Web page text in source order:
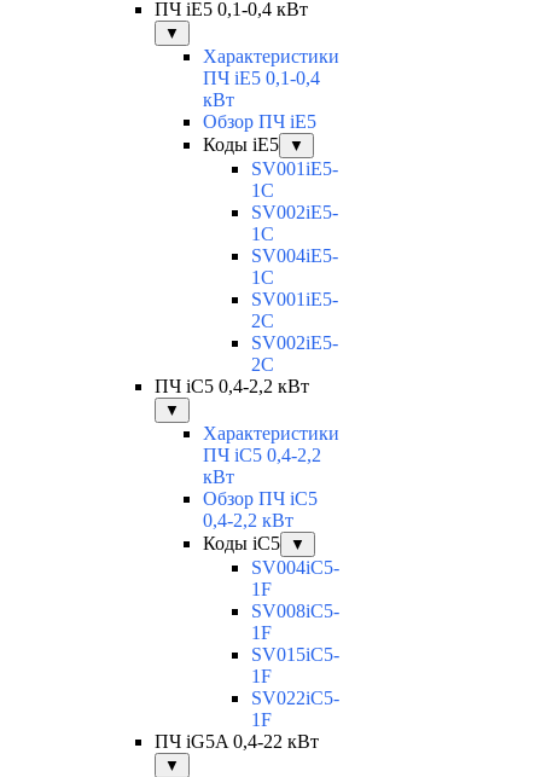
ПЧ iE5 0,1-0,4 кВт
▼
Характеристики
ПЧ iE5 0,1-0,4
кВт
Обзор ПЧ iE5
Коды iE5
▼
SV001iE5-
1C
SV002iE5-
1C
SV004iE5-
1C
SV001iE5-
2C
SV002iE5-
2C
ПЧ iC5 0,4-2,2 кВт
▼
Характеристики
ПЧ iC5 0,4-2,2
кВт
Обзор ПЧ iC5
0,4-2,2 кВт
Коды iC5
▼
SV004iC5-
1F
SV008iC5-
1F
SV015iC5-
1F
SV022iC5-
1F
ПЧ iG5A 0,4-22 кВт
▼